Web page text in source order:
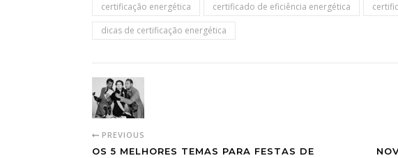
certificação energética certificado de eficiência energética
dicas de certificação energética
PREVIOUS
OS 5 MELHORES TEMAS PARA FESTAS DE